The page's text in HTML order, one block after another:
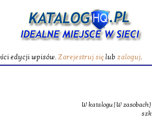
edycji wpisów. Zarejestruj się lub zaloguj.
W katalogu|W zasobach} oferujemy
szklane, jakie